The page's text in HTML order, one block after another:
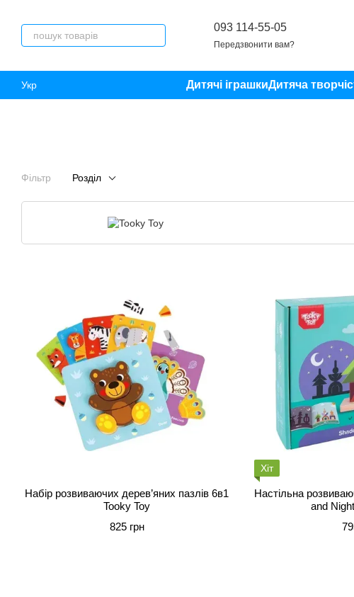
093 114-55-05
Передзвонити вам?
Укр Дитячі іграшкиДитяча
Фільтр Розділ
Набір розвиваючих дерев’яних пазлів 6в1
Tooky Toy
825 грн
Хіт
Настільна
and